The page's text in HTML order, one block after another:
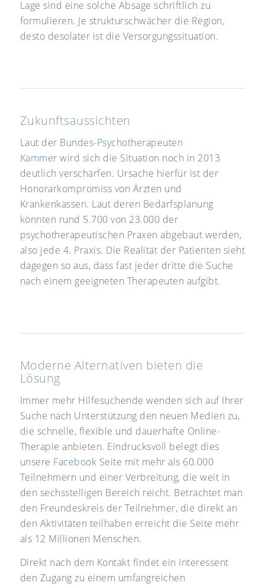
Lage sind eine solche Absage schriftlich zu
formulieren. Je strukturschwächer die Region,
desto desolater ist die Versorgungssituation.
Zukunftsaussichten
Laut der Bundes-Psychotherapeuten
Kammer wird sich die Situation noch in 2013
deutlich verschärfen. Ursache hierfür ist der
Honorarkompromiss von Ärzten und
Krankenkassen. Laut deren Bedarfsplanung
könnten rund 5.700 von 23.000 der
psychotherapeutischen Praxen abgebaut werden,
also jede 4. Praxis. Die Realität der Patienten sieht
dagegen so aus, dass fast jeder dritte die Suche
nach einem geeigneten Therapeuten aufgibt.
Moderne Alternativen bieten die
Lösung
Immer mehr Hilfesuchende wenden sich auf Ihrer
Suche nach Unterstützung den neuen Medien zu,
die schnelle, flexible und dauerhafte Online-
Therapie anbieten. Eindrucksvoll belegt dies
unsere Facebook Seite mit mehr als 60.000
Teilnehmern und einer Verbreitung, die weit in
den sechsstelligen Bereich reicht. Betrachtet man
den Freundeskreis der Teilnehmer, die direkt an
den Aktivitäten teilhaben erreicht die Seite mehr
als 12 Millionen Menschen.
Direkt nach dem Kontakt findet ein Interessent
den Zugang zu einem umfangreichen